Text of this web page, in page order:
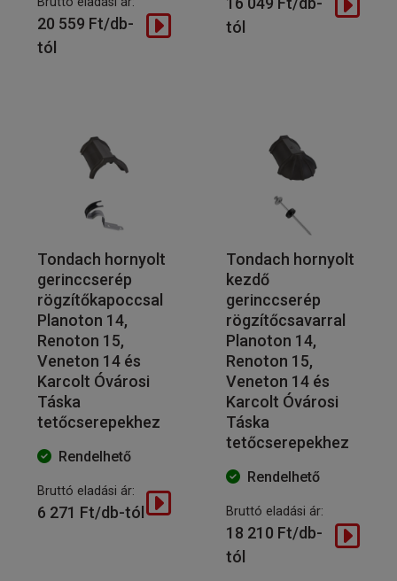
20 559 Ft/db-
tól
tól
Tondach hornyolt
gerinccserép
rögzítőkapoccsal
Planoton 14,
Renoton 15,
Veneton 14 és
Karcolt Óvárosi
Táska
tetőcserepekhez
Rendelhető
Bruttó eladási ár:
6 271 Ft/db-tól
Tondach hornyolt
kezdő
gerinccserép
rögzítőcsavarral
Planoton 14,
Renoton 15,
Veneton 14 és
Karcolt Óvárosi
Táska
tetőcserepekhez
Rendelhető
Bruttó eladási ár:
18 210 Ft/db-
tól